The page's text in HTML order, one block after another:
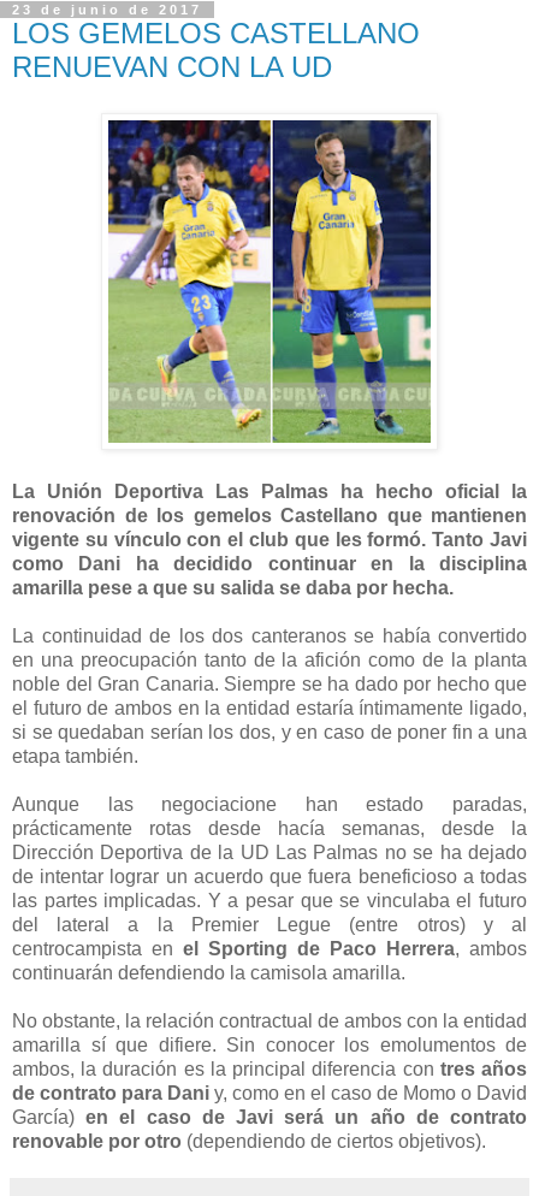
23 de junio de 2017
LOS GEMELOS CASTELLANO
RENUEVAN CON LA UD
La Unión Deportiva Las Palmas ha hecho oficial la
renovación de los gemelos Castellano que mantienen
vigente su vínculo con el club que les formó. Tanto Javi
como Dani ha decidido continuar en la disciplina
amarilla pese a que su salida se daba por hecha.
La continuidad de los dos canteranos se había convertido
en una preocupación tanto de la afición como de la planta
noble del Gran Canaria. Siempre se ha dado por hecho que
el futuro de ambos en la entidad estaría íntimamente ligado,
si se quedaban serían los dos, y en caso de poner fin a una
etapa también.
Aunque las negociacione han estado paradas,
prácticamente rotas desde hacía semanas, desde la
Dirección Deportiva de la UD Las Palmas no se ha dejado
de intentar lograr un acuerdo que fuera beneficioso a todas
las partes implicadas. Y a pesar que se vinculaba el futuro
del lateral a la Premier Legue (entre otros) y al
centrocampista en el Sporting de Paco Herrera, ambos
continuarán defendiendo la camisola amarilla.
No obstante, la relación contractual de ambos con la entidad
amarilla sí que difiere. Sin conocer los emolumentos de
ambos, la duración es la principal diferencia con tres años
de contrato para Dani y, como en el caso de Momo o David
García)en el caso de Javi será un año de contrato
renovable por otro (dependiendo de ciertos objetivos).